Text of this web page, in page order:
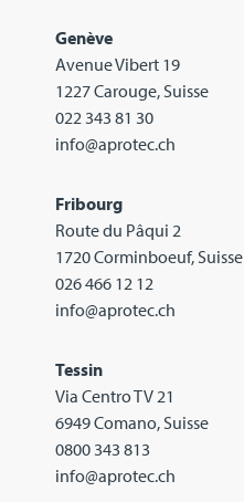
Genève
Avenue Vibert 19
1227 Carouge, Suisse
022 343 81 30
info@aprotec.ch
Fribourg
Route du Pâqui 2
1720 Corminboeuf, Suisse
026 466 12 12
info@aprotec.ch
Tessin
Via Centro TV 21
6949 Comano, Suisse
0800 343 813
info@aprotec.ch